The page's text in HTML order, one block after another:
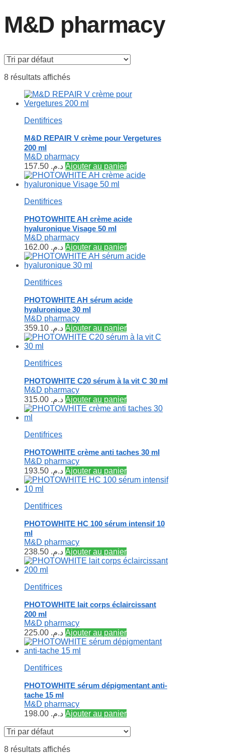
M&D pharmacy
8 résultats affichés
Dentifrices
M&D REPAIR V crème pour Vergetures
200 ml
M&D pharmacy
د.م. Ajouter au panier
Dentifrices
PHOTOWHITE AH crème acide
hyaluronique Visage 50 ml
M&D pharmacy
د.م. Ajouter au panier
Dentifrices
PHOTOWHITE AH sérum acide
hyaluronique 30 ml
M&D pharmacy
د.م. Ajouter au panier
Dentifrices
PHOTOWHITE C20 sérum à la vit C 30 ml
M&D pharmacy
د.م. Ajouter au panier
Dentifrices
PHOTOWHITE crème anti taches 30 ml
M&D pharmacy
د.م. Ajouter au panier
Dentifrices
PHOTOWHITE HC 100 sérum intensif 10
ml
M&D pharmacy
د.م. Ajouter au panier
Dentifrices
PHOTOWHITE lait corps éclaircissant
200 ml
M&D pharmacy
د.م. Ajouter au panier
Dentifrices
PHOTOWHITE sérum dépigmentant anti-
tache 15 ml
M&D pharmacy
د.م. Ajouter au panier
8 résultats affichés